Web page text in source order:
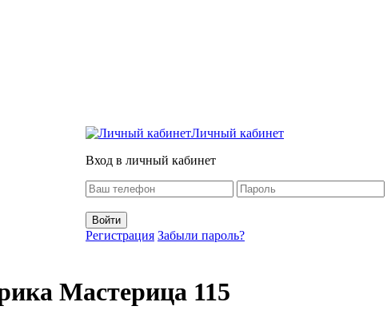
Личный кабинет
Вход в личный кабинет
Регистрация Забыли пароль?
Мастерица 115